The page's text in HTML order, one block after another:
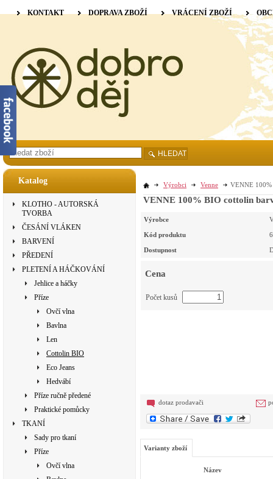
Katalog
KLOTHO - AUTORSKÁ
TVORBA
ČESÁNÍ VLÁKEN
BARVENÍ
PŘEDENÍ
PLETENÍ A HÁČKOVÁNÍ
Jehlice a háčky
Příze
Ovčí vlna
Bavlna
Len
Cottolin BIO
Eco Jeans
Hedvábí
Příze ručně předené
Praktické pomůcky
TKANÍ
Sady pro tkaní
Příze
Ovčí vlna
Výrobci Venne VENNE
VENNE 100% BIO cottolin
Výrobce
Kód produktu
Dostupnost
Cena
Počet kusů
dotaz prodavači
Varianty zboží
Název
KONTAKT DOPRAVA ZBOŽÍ VRÁCENÍ ZBOŽÍ
HLEDAT